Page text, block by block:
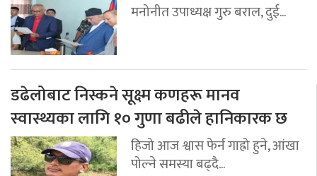
मनोनीत उपाध्यक्ष गुरु बराल, दुई...
डढेलोबाट निस्कने सूक्ष्म कणहरू मानव
स्वास्थ्यका लागि १० गुणा बढीले हानिकारक छ
हिजो आज श्वास फेर्न गाह्रो हुने, आंखा
पोल्ने समस्या बढ्दै...